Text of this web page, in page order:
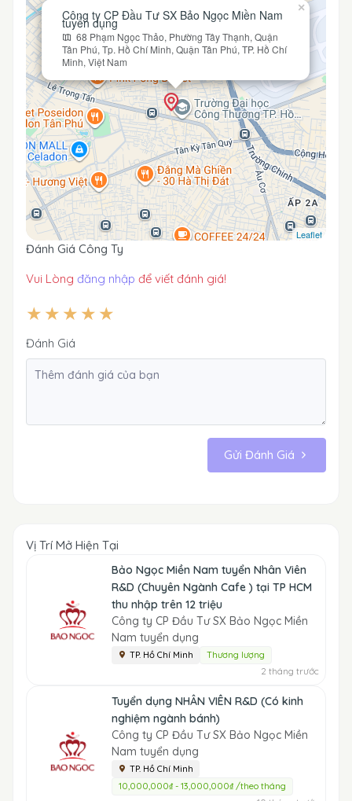
Công ty CP Đầu Tư SX Bảo Ngọc Miền Nam
tuyển dụng
68 Phạm Ngọc Thảo, Phường Tây Thạnh, Quận
Tân Phú, Tp. Hồ Chí Minh, Quận Tân Phú, TP. Hồ Chí
Minh, Việt Nam
×
Leaflet
Đánh Giá Công Ty
Vui Lòng đăng nhập để viết đánh giá!
Đánh Giá
Gửi Đánh Giá
Vị Trí Mở Hiện Tại
Bảo Ngọc Miền Nam tuyển Nhân Viên
R&D (Chuyên Ngành Cafe ) tại TP HCM
thu nhập trên 12 triệu
Công ty CP Đầu Tư SX Bảo Ngọc Miền
Nam tuyển dụng
TP. Hồ Chí Minh Thương lượng
2 tháng trước
Tuyển dụng NHÂN VIÊN R&D (Có kinh
nghiệm ngành bánh)
Công ty CP Đầu Tư SX Bảo Ngọc Miền
Nam tuyển dụng
TP. Hồ Chí Minh
10,000,000₫ - 13,000,000₫ /theo tháng